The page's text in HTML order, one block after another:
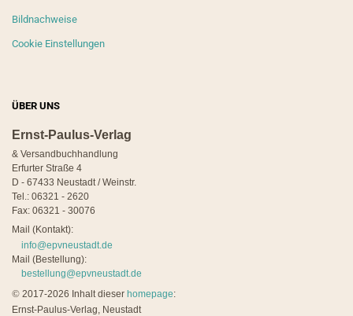
Bildnachweise
Cookie Einstellungen
ÜBER UNS
Ernst-Paulus-Verlag
& Versandbuchhandlung
Erfurter Straße 4
D - 67433 Neustadt / Weinstr.
Tel.: 06321 - 2620
Fax: 06321 - 30076
Mail (Kontakt):
info@epvneustadt.de
Mail (Bestellung):
bestellung@epvneustadt.de
© 2017-2026 Inhalt dieser homepage:
Ernst-Paulus-Verlag, Neustadt